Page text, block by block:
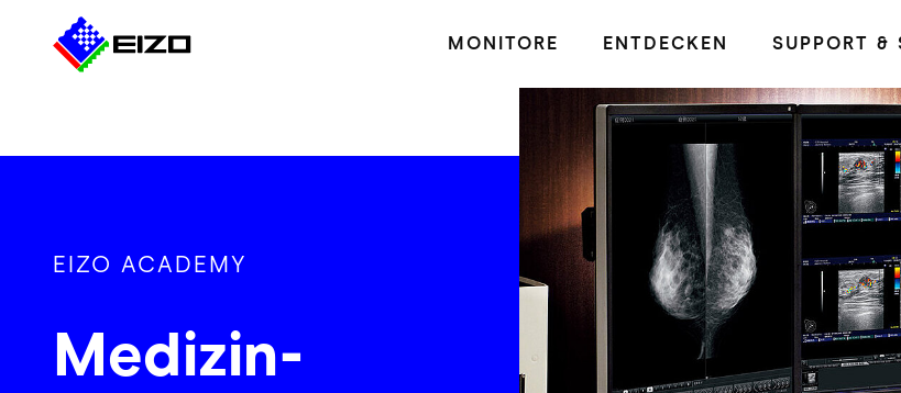
MONITORE ENTDECKEN SUPPORT &
EIZO ACADEMY
Medizin-